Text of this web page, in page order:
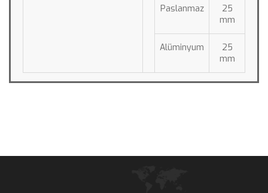
Paslanmaz
25
mm
Alüminyum
25
mm